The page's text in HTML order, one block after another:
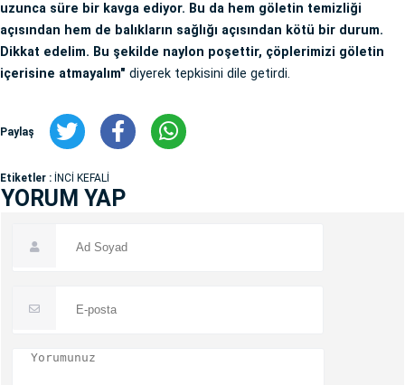
uzunca süre bir kavga ediyor. Bu da hem göletin temizliği
açısından hem de balıkların sağlığı açısından kötü bir durum.
Dikkat edelim. Bu şekilde naylon poşettir, çöplerimizi göletin
içerisine atmayalım" diyerek tepkisini dile getirdi.
Paylaş
Etiketler : İNCİ KEFALİ
YORUM YAP